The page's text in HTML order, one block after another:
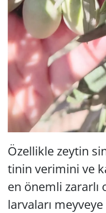
Özel­lik­le zey­tin
ti­nin ve­ri­mi­ni ve
en önem­li za­rar­lı
lar­va­la­rı